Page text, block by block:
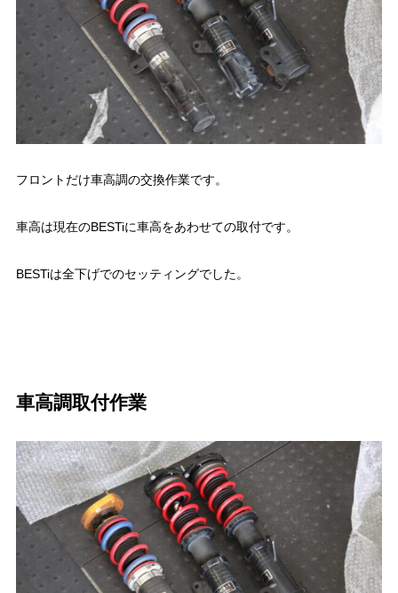
フロントだけ車高調の交換作業です。
車高は現在のBESTiに車高をあわせての取付です。
BESTiは全下げでのセッティングでした。
車高調取付作業